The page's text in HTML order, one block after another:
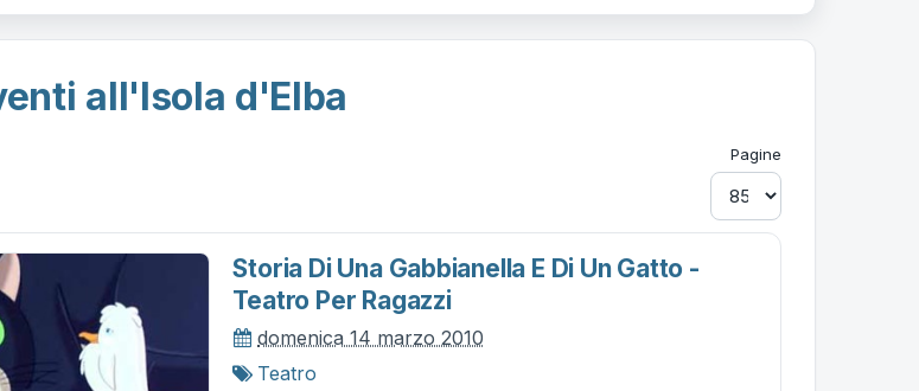
all'Isola d'Elba
Pagine
Storia Di Una Gabbianella E Di Un Gatto -
Teatro Per Ragazzi
domenica 14 marzo 2010
Teatro